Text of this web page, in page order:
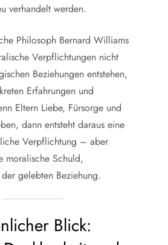
verhandelt werden.
Philosoph Bernard Williams
Verpflichtungen nicht
Beziehungen entstehen,
Erfahrungen und
Eltern Liebe, Fürsorge und
dann entsteht daraus eine
Verpflichtung – aber
moralische Schuld,
gelebten Beziehung.
Blick: